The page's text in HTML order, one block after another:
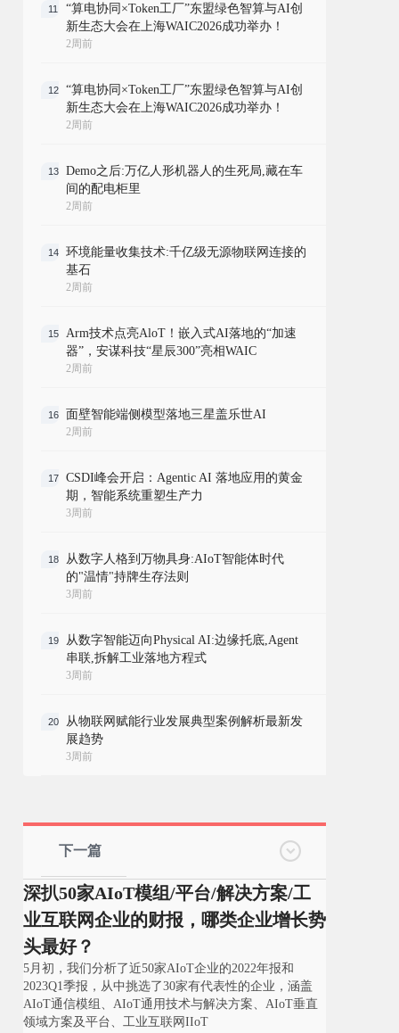
11
“算电协同×Token工厂”东盟绿色智算与AI创
新生态大会在上海WAIC2026成功举办！
2周前
12
“算电协同×Token工厂”东盟绿色智算与AI创
新生态大会在上海WAIC2026成功举办！
2周前
13
Demo之后:万亿人形机器人的生死局,藏在车
间的配电柜里
2周前
14
环境能量收集技术:千亿级无源物联网连接的
基石
2周前
15
Arm技术点亮AloT！嵌入式AI落地的“加速
器”，安谋科技“星辰300”亮相WAIC
2周前
16 面壁智能端侧模型落地三星盖乐世AI
2周前
17
CSDI峰会开启：Agentic AI 落地应用的黄金
期，智能系统重塑生产力
3周前
18
从数字人格到万物具身:AIoT智能体时代
的"温情"持牌生存法则
3周前
19
从数字智能迈向Physical AI:边缘托底,Agent
串联,拆解工业落地方程式
3周前
20
从物联网赋能行业发展典型案例解析最新发
展趋势
3周前
下一篇
深扒50家AIoT模组/平台/解决方案/工
业互联网企业的财报，哪类企业增长势
头最好？
5月初，我们分析了近50家AIoT企业的2022年报和
2023Q1季报，从中挑选了30家有代表性的企业，涵盖
AIoT通信模组、AIoT通用技术与解决方案、AIoT垂直
领域方案及平台、工业互联网IIoT